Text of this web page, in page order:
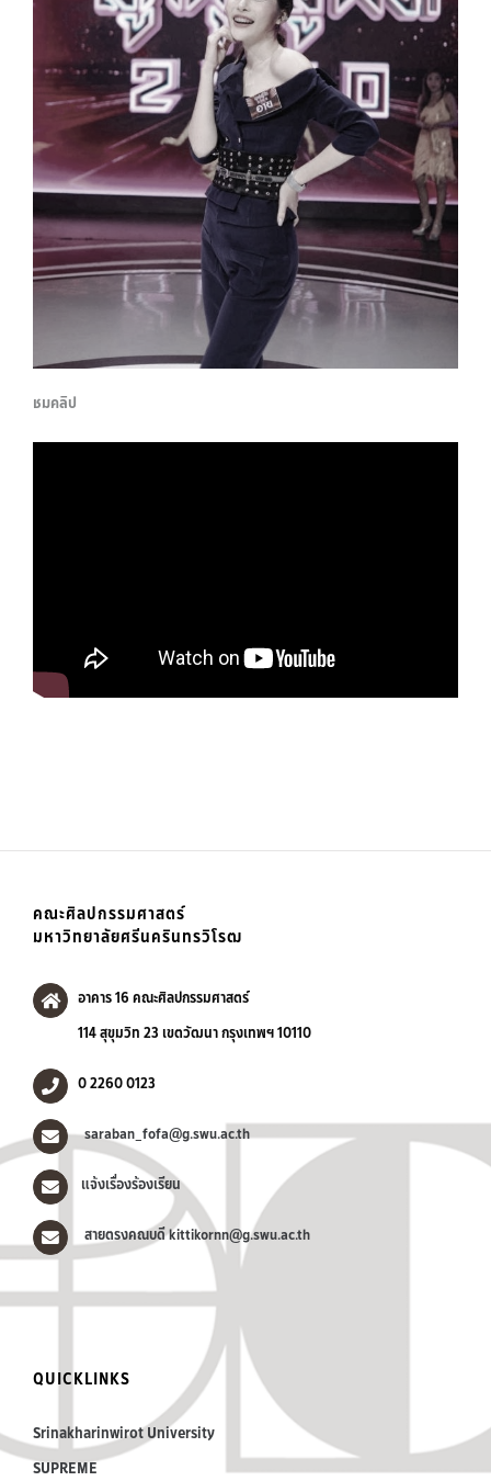
ชมคลิป
คณะศิลปกรรมศาสตร์
มหาวิทยาลัยศรีนครินทรวิโรฒ
อาคาร 16 คณะศิลปกรรมศาสตร์
114 สุขุมวิท 23 เขตวัฒนา กรุงเทพฯ 10110
0 2260 0123
saraban_fofa@g.swu.ac.th
แจ้งเรื่องร้องเรียน
สายตรงคณบดี kittikornn@g.swu.ac.th
QUICKLINKS
Srinakharinwirot University
SUPREME